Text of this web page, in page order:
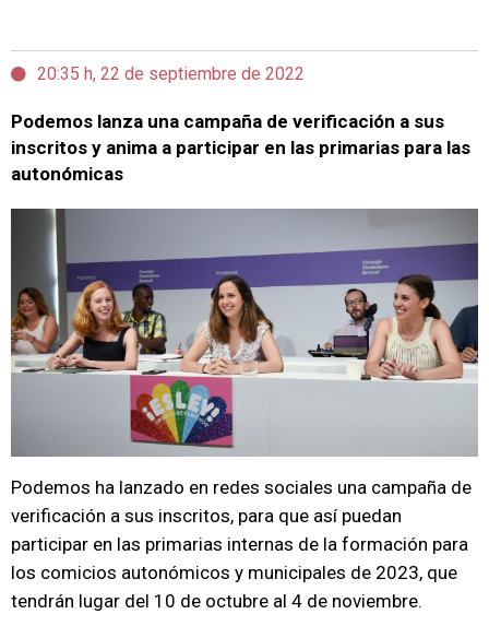
20:35 h, 22 de septiembre de 2022
Podemos lanza una campaña de verificación a sus
inscritos y anima a participar en las primarias para las
autonómicas
Podemos ha lanzado en redes sociales una campaña de
verificación a sus inscritos, para que así puedan
participar en las primarias internas de la formación para
los comicios autonómicos y municipales de 2023, que
tendrán lugar del 10 de octubre al 4 de noviembre.